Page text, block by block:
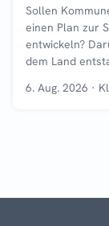
Sollen
einen Plan zur
entwickeln?
dem Land
6. Aug. 2026 ·